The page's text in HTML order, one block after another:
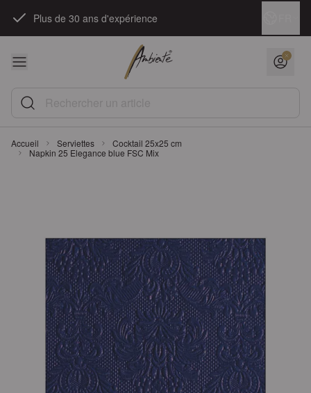
Plus de 30 ans d'expérience
Rechercher un article
Accueil Serviettes
Cocktail 25x25 cm
Napkin 25 Elegance blue FSC Mix